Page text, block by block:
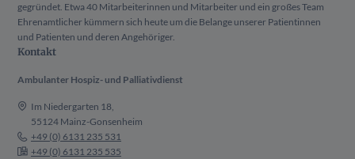
gegründet. Etwa 40 Mitarbeiterinnen und Mitarbeiter und ein großes Team
Ehrenamtlicher kümmern sich heute um die Belange unserer Patientinnen
und Patienten und deren Angehöriger.
Kontakt
Ambulanter Hospiz- und Palliativdienst
Im Niedergarten 18,
55124 Mainz-Gonsenheim
+49 (0) 6131 235 531
+49 (0) 6131 235 535